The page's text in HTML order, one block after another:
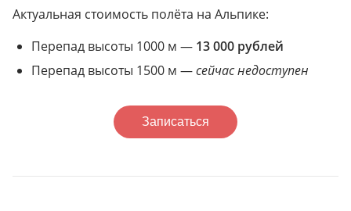
Актуальная стоимость полёта на Альпике:
Перепад высоты 1000 м — 13 000 рублей
Перепад высоты 1500 м —сейчас недоступен
Записаться